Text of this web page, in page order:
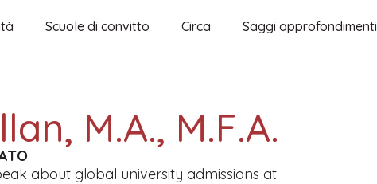
Scuole di convitto Circa Saggi approfondimenti
M.A., M.F.A.
about global university admissions at